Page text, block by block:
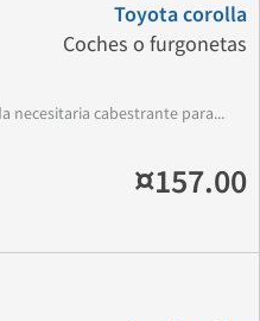
Toyota corolla
Coches o furgonetas
necesitaria cabestrante para...
¤157.00